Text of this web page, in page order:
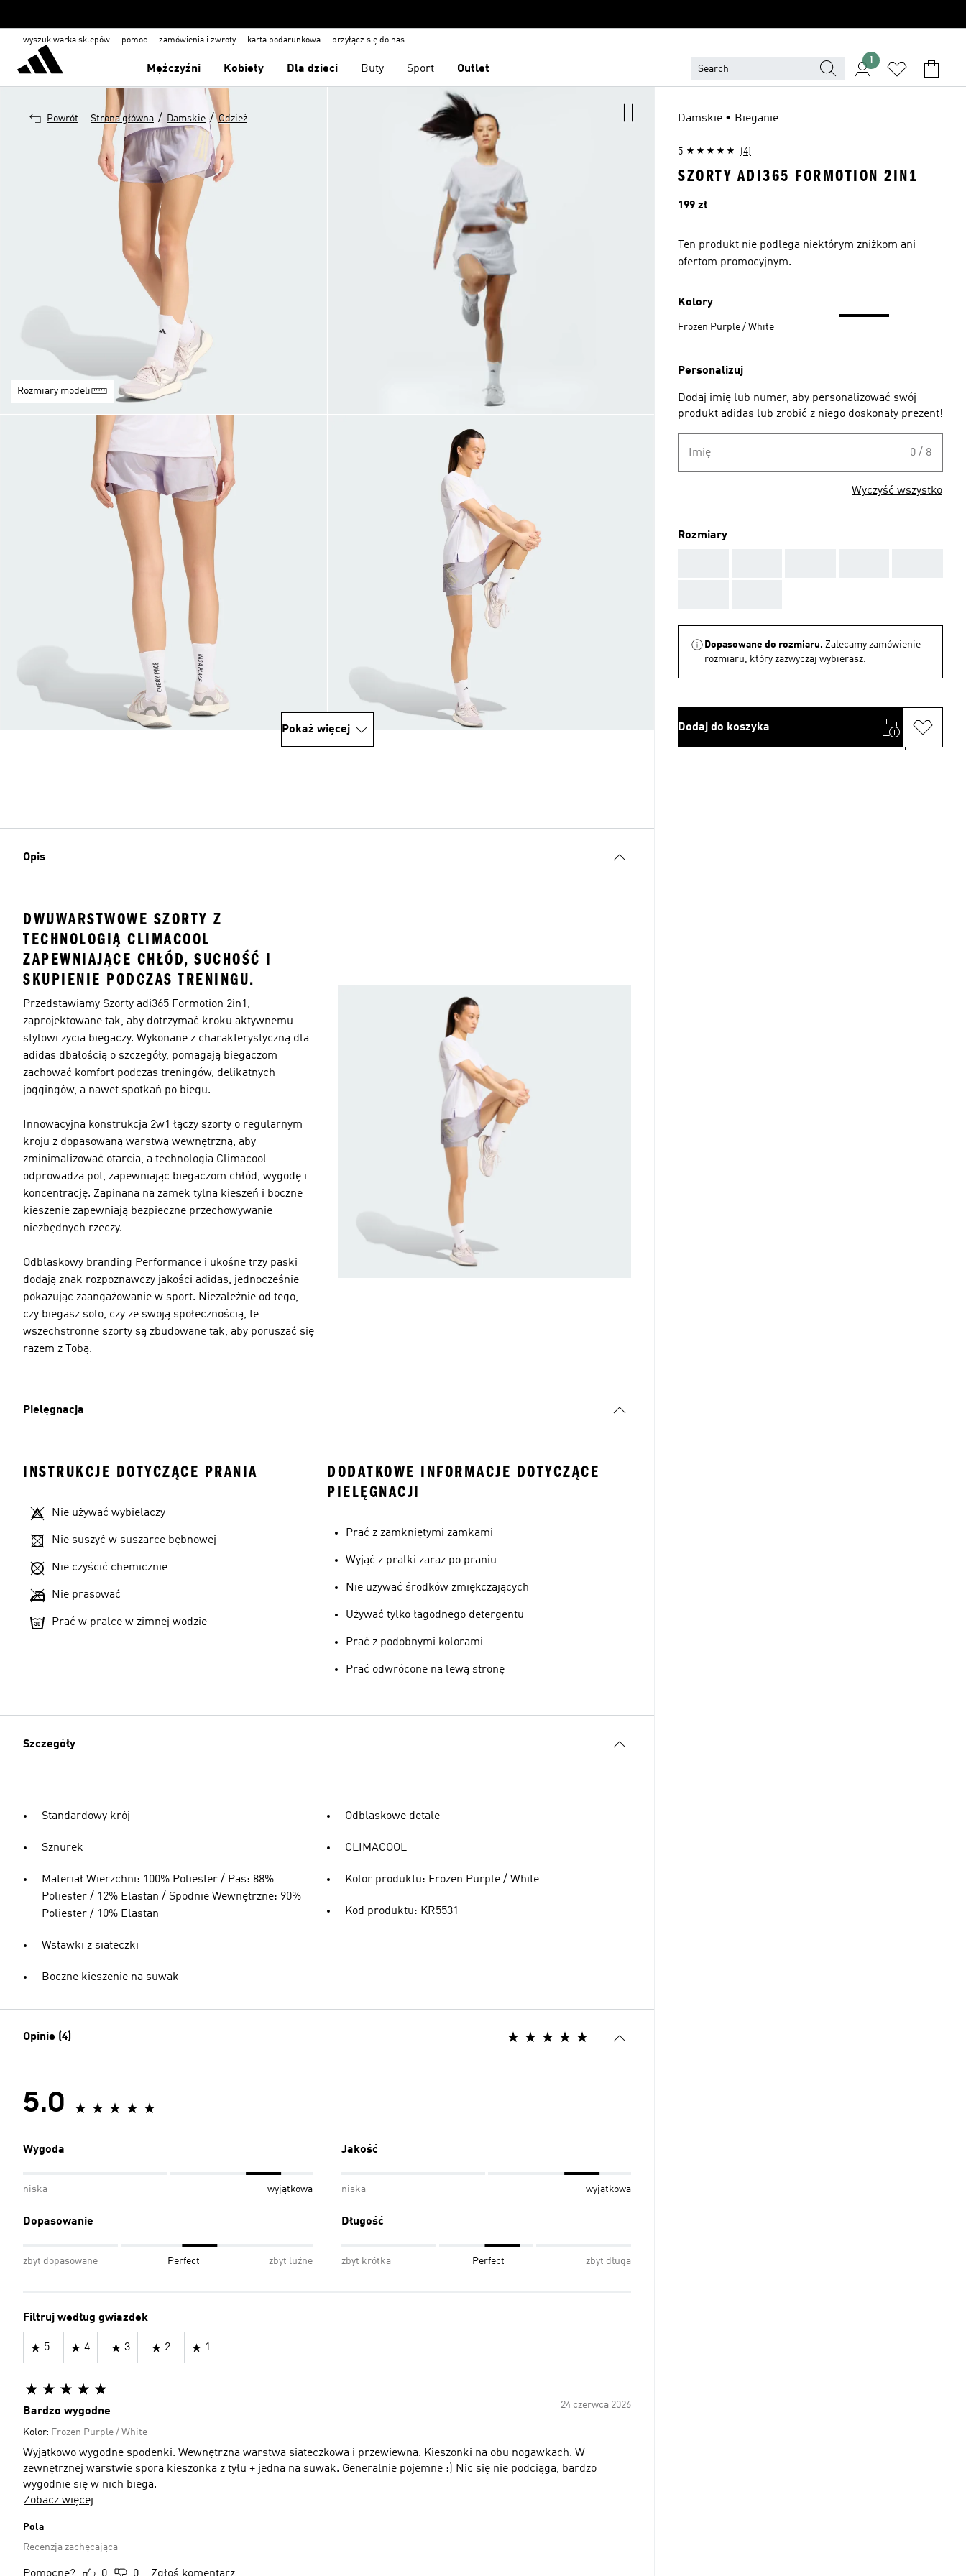
wyszukiwarka sklepów pomoc zamówienia i zwroty karta podarunkowa przyłącz się do nas
Mężczyźni Kobiety Dla dzieci Buty Sport Outlet
1
Powrót Strona główna / Damskie / Odzież
Rozmiary modeli
Pokaż więcej
Opis
DWUWARSTWOWE SZORTY Z
TECHNOLOGIĄ CLIMACOOL
ZAPEWNIAJĄCE CHŁÓD, SUCHOŚĆ I
SKUPIENIE PODCZAS TRENINGU.
Przedstawiamy Szorty adi365 Formotion 2in1,
zaprojektowane tak, aby dotrzymać kroku aktywnemu
stylowi życia biegaczy. Wykonane z charakterystyczną dla
adidas dbałością o szczegóły, pomagają biegaczom
zachować komfort podczas treningów, delikatnych
joggingów, a nawet spotkań po biegu.
Innowacyjna konstrukcja 2w1 łączy szorty o regularnym
kroju z dopasowaną warstwą wewnętrzną, aby
zminimalizować otarcia, a technologia Climacool
odprowadza pot, zapewniając biegaczom chłód, wygodę i
koncentrację. Zapinana na zamek tylna kieszeń i boczne
kieszenie zapewniają bezpieczne przechowywanie
niezbędnych rzeczy.
Odblaskowy branding Performance i ukośne trzy paski
dodają znak rozpoznawczy jakości adidas, jednocześnie
pokazując zaangażowanie w sport. Niezależnie od tego,
czy biegasz solo, czy ze swoją społecznością, te
wszechstronne szorty są zbudowane tak, aby poruszać się
razem z Tobą.
Pielęgnacja
INSTRUKCJE DOTYCZĄCE PRANIA
Nie używać wybielaczy
Nie suszyć w suszarce bębnowej
Nie czyścić chemicznie
Nie prasować
Prać w pralce w zimnej wodzie
DODATKOWE INFORMACJE DOTYCZĄCE
PIELĘGNACJI
Prać z zamkniętymi zamkami
Wyjąć z pralki zaraz po praniu
Nie używać środków zmiękczających
Używać tylko łagodnego detergentu
Prać z podobnymi kolorami
Prać odwrócone na lewą stronę
Szczegóły
Standardowy krój
Sznurek
Materiał Wierzchni: 100% Poliester / Pas: 88%
Poliester / 12% Elastan / Spodnie Wewnętrzne: 90%
Poliester / 10% Elastan
Wstawki z siateczki
Boczne kieszenie na suwak
Odblaskowe detale
CLIMACOOL
Kolor produktu: Frozen Purple / White
Kod produktu: KR5531
Opinie (4)
5.0
Wygoda
niska wyjątkowa
Jakość
niska wyjątkowa
Dopasowanie
zbyt dopasowane Perfect zbyt luźne
Długość
zbyt krótka Perfect zbyt długa
Filtruj według gwiazdek
5 4 3 2 1
24 czerwca 2026
Bardzo wygodne
Kolor: Frozen Purple / White
Wyjątkowo wygodne spodenki. Wewnętrzna warstwa siateczkowa i przewiewna. Kieszonki na obu nogawkach. W
zewnętrznej warstwie spora kieszonka z tyłu + jedna na suwak. Generalnie pojemne :) Nic się nie podciąga, bardzo
wygodnie się w nich biega.
Zobacz więcej
Pola
Recenzja zachęcająca
Damskie • Bieganie
5 (4)
SZORTY ADI365 FORMOTION 2IN1
Cena
199 zł
Ten produkt nie podlega niektórym zniżkom ani
ofertom promocyjnym.
Kolory
Frozen Purple / White
Personalizuj
Dodaj imię lub numer, aby personalizować swój
produkt adidas lub zrobić z niego doskonały prezent!
Imię 0 / 8
Wyczyść wszystko
Rozmiary
Dopasowane do rozmiaru. Zalecamy zamówienie
rozmiaru, który zazwyczaj wybierasz.
Dodaj do koszyka